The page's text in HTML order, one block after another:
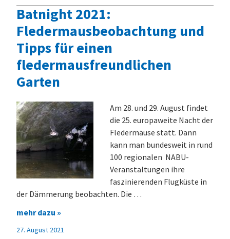
Batnight 2021:
Fledermausbeobachtung und
Tipps für einen
fledermausfreundlichen
Garten
Am 28. und 29. August findet
die 25. europaweite Nacht der
Fledermäuse statt. Dann
kann man bundesweit in rund
100 regionalen NABU-
Veranstaltungen ihre
faszinierenden Flugküste in
der Dämmerung beobachten. Die …
mehr dazu »
27. August 2021